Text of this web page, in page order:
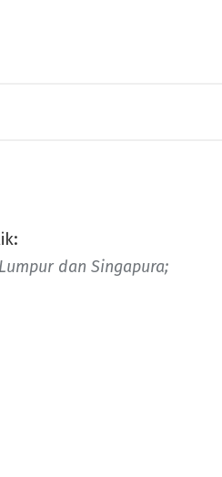
dan Singapura;